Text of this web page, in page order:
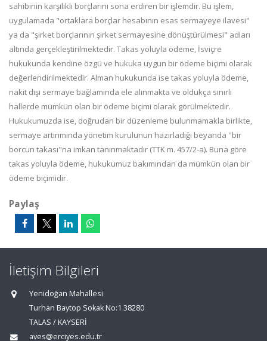
sahibinin karşılıklı borçlarını sona erdiren bir işlemdir. Bu işlem,
uygulamada "ortaklara borçlar hesabının esas sermayeye ilavesi"
ya da "şirket borçlarının şirket sermayesine dönüştürülmesi" adları
altında gerçekleştirilmektedir. Takas yoluyla ödeme, İsviçre
hukukunda kendine özgü ve hukuka uygun bir ödeme biçimi olarak
değerlendirilmektedir. Alman hukukunda ise takas yoluyla ödeme,
nakit dışı sermaye bağlamında ele alınmakta ve oldukça sınırlı
hallerde mümkün olan bir ödeme biçimi olarak görülmektedir.
Hukukumuzda ise, doğrudan bir düzenleme bulunmamakla birlikte,
sermaye artırımında yönetim kurulunun hazırladığı beyanda "bir
borcun takası"na imkan tanınmaktadır (TTK m. 457/2-a). Buna göre
takas yoluyla ödeme, hukukumuz bakımından da mümkün olan bir
ödeme biçimidir.
Paylaş
İletişim Bilgileri
Yenidoğan Mahallesi
Turhan Baytop Sokak No:1 38280
TALAS / KAYSERİ
aves@erciyes.edu.tr